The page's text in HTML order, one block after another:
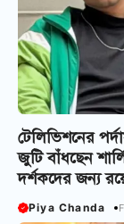
টেলিভিশনের
জুটি বাঁধছেন
দর্শকদের জন্য
Piya Chanda